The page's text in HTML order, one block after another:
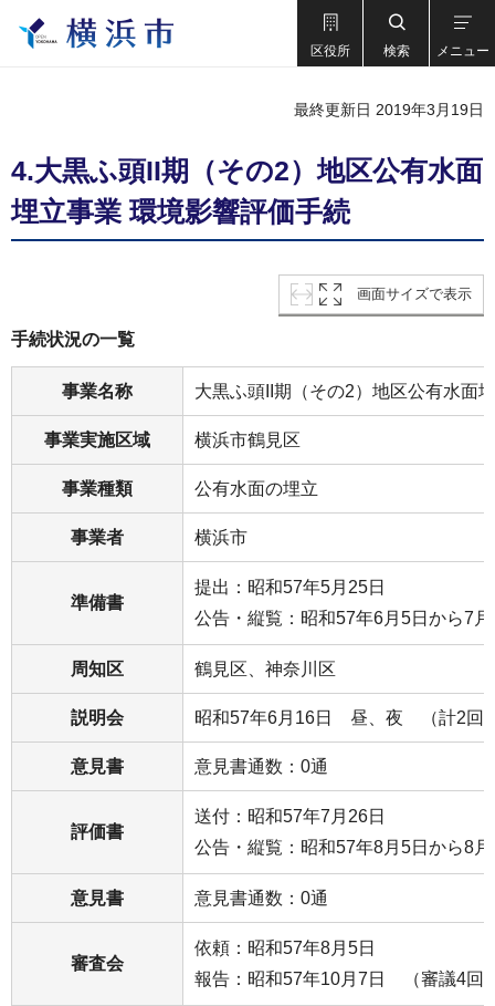
区役所 検索 メニュー
最終更新日 2019年3月19日
4.大黒ふ頭II期（その2）地区公有水面
埋立事業 環境影響評価手続
画面サイズで表示
手続状況の一覧
事業名称 大黒ふ頭II期（その2）地区公有水面
事業実施区域 横浜市鶴見区
事業種類 公有水面の埋立
事業者 横浜市
準備書
提出：昭和57年5月25日
公告・縦覧：昭和57年6月5日から7
周知区 鶴見区、神奈川区
説明会 昭和57年6月16日 昼、夜 （計2回
意見書 意見書通数：0通
評価書
送付：昭和57年7月26日
公告・縦覧：昭和57年8月5日から8
意見書 意見書通数：0通
審査会
依頼：昭和57年8月5日
報告：昭和57年10月7日 （審議4回